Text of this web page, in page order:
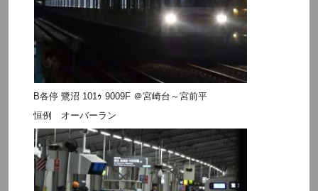
B各停 鷺沼 101ｩ 9009F ＠宮崎台～宮前平
恒例 オーバーラン